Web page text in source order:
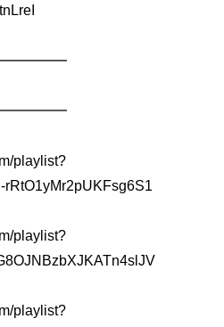
playlist?
rRtO1yMr2pUKFsg6S1
playlist?
playlist?